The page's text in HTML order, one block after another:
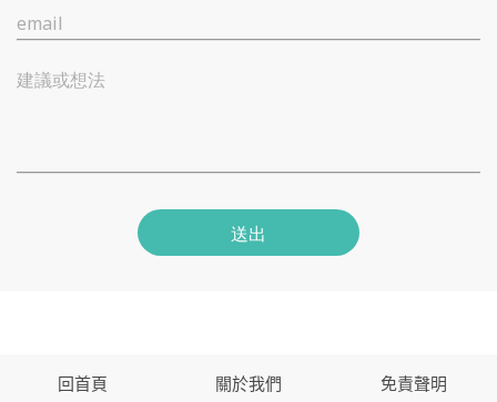
email
建議或想法
送出
回首頁 關於我們 免責聲明